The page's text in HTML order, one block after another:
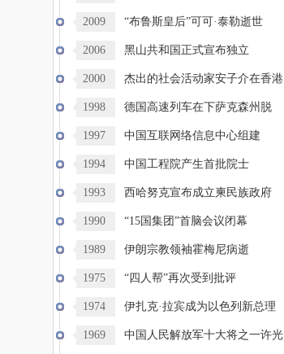
2009 “布鲁斯皇后”可可·泰勒逝世
2006 黑山共和国正式宣布独立
2000 杰出的社会活动家安子介在香港
逝1998 德国高速列车在下萨克森州脱
轨，
1997 中国互联网络信息中心组建
1994 中国工程院产生首批院士
1993 西哈努克宣布成立柬民族政府
1990 “15国集团”首脑会议闭幕
1989 伊朗宗教领袖霍梅尼病逝
1975 “四人帮”再次受到批评
1974 伊扎克·拉宾成为以色列新总理
1969 中国人民解放军十大将之一许光